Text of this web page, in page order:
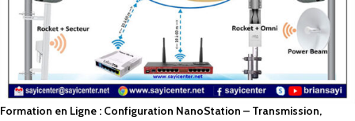
Formation en Ligne : Configuration NanoStation – Transmission,